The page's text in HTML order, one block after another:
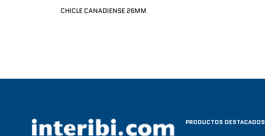
CHICLE CANADIENSE 26MM
PRODUCTOS DESTACADOS